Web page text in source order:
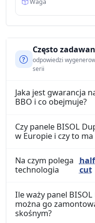
Waga
Często
odpowiedzi
serii
Jaka jest gwarancja
BBO i co obejmuje?
Czy panele BISOL
w Europie i czy to ma
Na czym polega
technologia
cut
Ile waży panel
można go
skośnym?